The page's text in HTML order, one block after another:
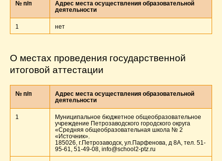
№ п/п
Адрес места осуществления образовательной
деятельности
1 нет
О местах проведения государственной
итоговой аттестации
№ п/п
Адрес места осуществления образовательной
деятельности
1
Муниципальное бюджетное общеобразовательное
учреждение Петрозаводского городского округа
«Средняя общеобразовательная школа № 2
«Источник».
185026, г.Петрозаводск, ул.Парфенова, д 8А, тел. 51-
95-61, 51-49-08, info@school2-ptz.ru